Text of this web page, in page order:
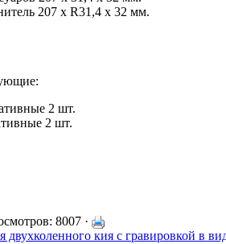
207 х R31,4 х 32 мм.
2 шт.
2 шт.
8007 ·
двухколенного кия с гравировкой в